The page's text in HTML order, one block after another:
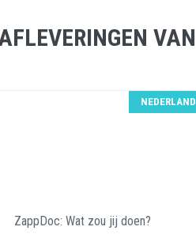
ZappDoc: Wat zou jij doen?